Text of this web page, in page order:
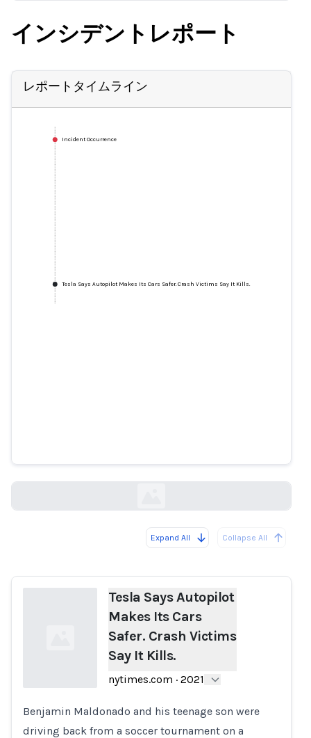
インシデントレポート
レポートタイムライン
Incident Occurrence
Tesla Says Autopilot Makes Its Cars Safer. Crash Victims Say It Kills.
Expand All Collapse All
Loading...
Tesla Says Autopilot
Makes Its Cars
Safer. Crash Victims
Say It Kills.
nytimes.com · 2021
Benjamin Maldonado and his teenage son were
driving back from a soccer tournament on a